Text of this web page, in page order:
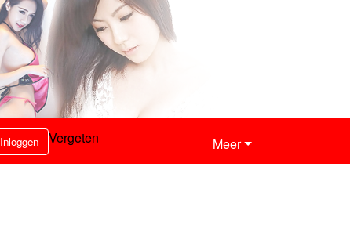
Inloggen Vergeten Meer